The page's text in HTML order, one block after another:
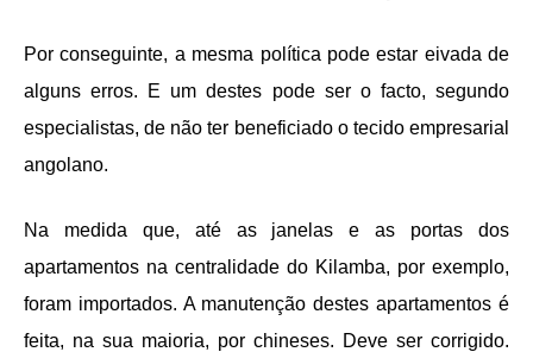
Por conseguinte, a mesma política pode estar eivada de
alguns erros. E um destes pode ser o facto, segundo
especialistas, de não ter beneficiado o tecido empresarial
angolano.
Na medida que, até as janelas e as portas dos
apartamentos na centralidade do Kilamba, por exemplo,
foram importados. A manutenção destes apartamentos é
feita, na sua maioria, por chineses. Deve ser corrigido.